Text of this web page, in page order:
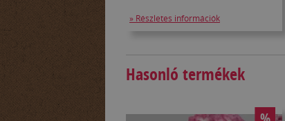
» Részletes információk
Hasonló termékek